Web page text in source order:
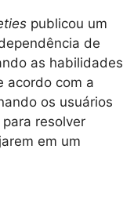
publicou um
de
as habilidades
acordo com a
os usuários
resolver
em um